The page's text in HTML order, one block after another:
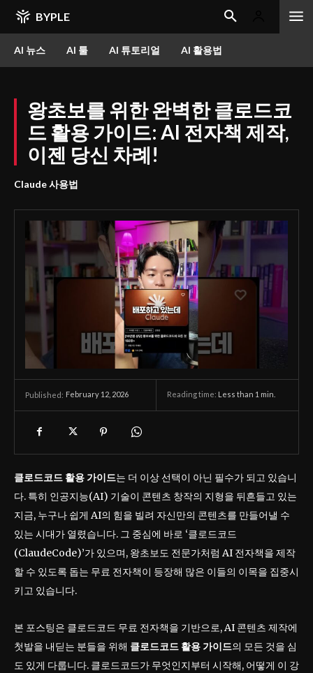
BYPLE
AI 뉴스 AI 툴 AI 튜토리얼 AI 활용법
왕초보를 위한 완벽한 클로드코
드 활용 가이드: AI 전자책 제작,
이젠 당신 차례!
Claude 사용법
Published: February 12, 2026 Reading time: Less than 1 min.
클로드코드 활용 가이드는 더 이상 선택이 아닌 필수가 되고 있습니
다. 특히 인공지능(AI) 기술이 콘텐츠 창작의 지형을 뒤흔들고 있는
지금, 누구나 쉽게 AI의 힘을 빌려 자신만의 콘텐츠를 만들어낼 수
있는 시대가 열렸습니다. 그 중심에 바로 ‘클로드코드
(ClaudeCode)’가 있으며, 왕초보도 전문가처럼 AI 전자책을 제작
할 수 있도록 돕는 무료 전자책이 등장해 많은 이들의 이목을 집중시
키고 있습니다.
본 포스팅은 클로드코드 무료 전자책을 기반으로, AI 콘텐츠 제작에
첫발을 내딛는 분들을 위해 클로드코드 활용 가이드의 모든 것을 심
도 있게 다룹니다. 클로드코드가 무엇인지부터 시작해, 어떻게 이 강